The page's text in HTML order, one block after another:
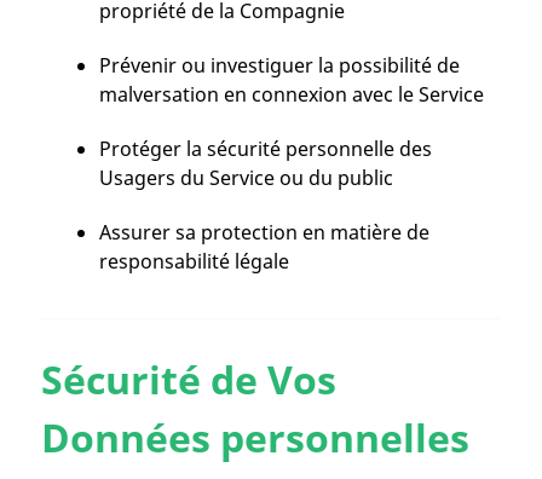
propriété de la Compagnie
Prévenir ou investiguer la possibilité de
malversation en connexion avec le Service
Protéger la sécurité personnelle des
Usagers du Service ou du public
Assurer sa protection en matière de
responsabilité légale
Sécurité de Vos
Données personnelles